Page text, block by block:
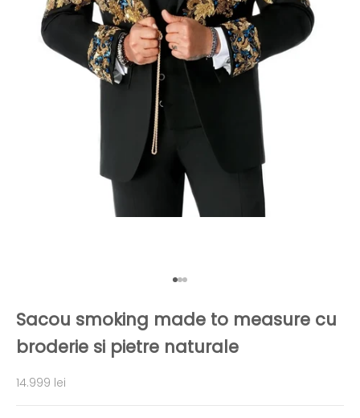
Mergi la articolul 1
Mergi la articolul 2
Mergi la articolul 3
Sacou smoking made to measure cu
broderie si pietre naturale
Preț redus
14.999 lei